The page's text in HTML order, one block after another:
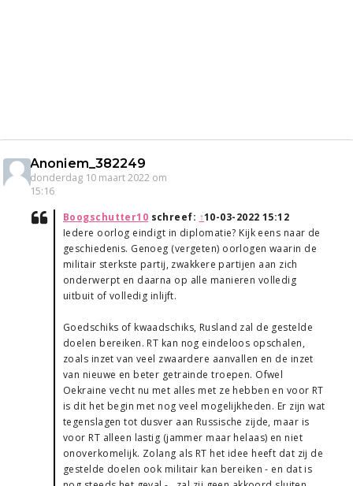
Anoniem_382249
donderdag 10 maart 2022 om
15:16
Boogschutter10 schreef: ↑10-03-2022 15:12
Iedere oorlog eindigt in diplomatie? Kijk eens naar de
geschiedenis. Genoeg (vergeten) oorlogen waarin de
militair sterkste partij, zwakkere partijen aan zich
onderwerpt en daarna op alle manieren volledig
uitbuit of volledig inlijft.
Goedschiks of kwaadschiks, Rusland zal de gestelde
doelen bereiken. RT kan nog eindeloos opschalen,
zoals inzet van veel zwaardere aanvallen en de inzet
van nieuwe en beter getrainde troepen. Ofwel
Oekraine vecht nu met alles met ze hebben en voor RT
is dit het begin met nog veel mogelijkheden. Er zijn wat
tegenslagen tot dusver aan Russische zijde, maar is
voor RT alleen lastig (jammer maar helaas) en niet
onoverkomelijk. Zolang als RT het idee heeft dat zij de
gestelde doelen ook militair kan bereiken - en dat is